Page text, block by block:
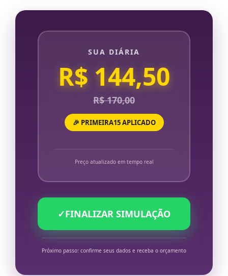
SUA DIÁRIA
R$ 144,50
R$ 170,00
🎉 PRIMEIRA15 APLICADO
Preço atualizado em tempo real
✓FINALIZAR SIMULAÇÃO
Próximo passo: confirme seus dados e receba o orçamento